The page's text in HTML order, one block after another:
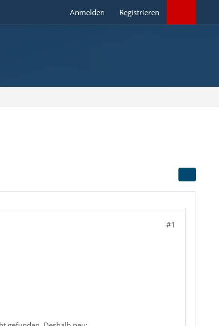
Anmelden Registrieren
#1